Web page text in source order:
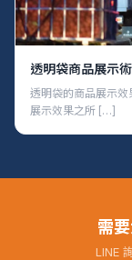
透明袋商品展示
透明袋的商品展示
展示效果之所 […]
需
LINE